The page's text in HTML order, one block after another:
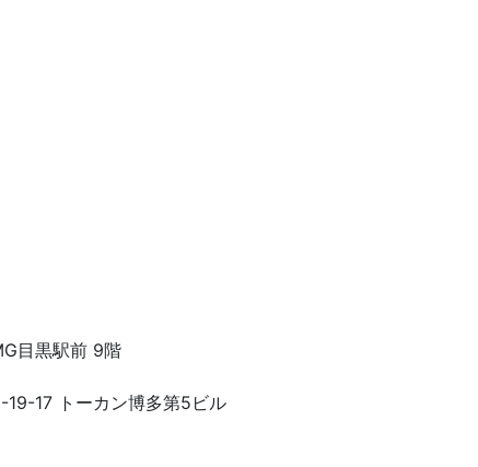
目黒駅前 9階
17 トーカン博多第5ビル